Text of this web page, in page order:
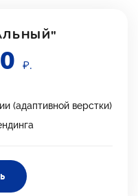
₽.
(адаптивной верстки)